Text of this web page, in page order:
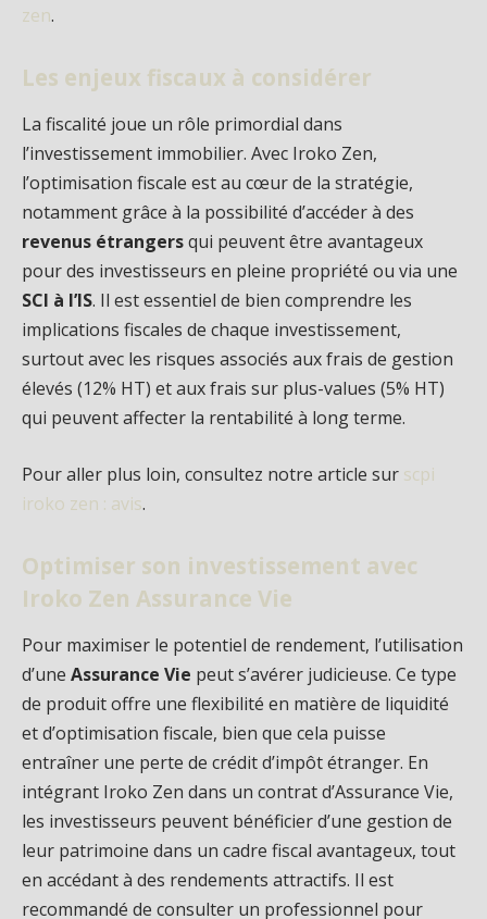
zen.
Les enjeux fiscaux à considérer
La fiscalité joue un rôle primordial dans
l’investissement immobilier. Avec Iroko Zen,
l’optimisation fiscale est au cœur de la stratégie,
notamment grâce à la possibilité d’accéder à des
revenus étrangersqui peuvent être avantageux
pour des investisseurs en pleine propriété ou via une
SCI à l’IS. Il est essentiel de bien comprendre les
implications fiscales de chaque investissement,
surtout avec les risques associés aux frais de gestion
élevés (12% HT) et aux frais sur plus-values (5% HT)
qui peuvent affecter la rentabilité à long terme.
Pour aller plus loin, consultez notre article sur scpi
iroko zen : avis.
Optimiser son investissement avec
Iroko Zen Assurance Vie
Pour maximiser le potentiel de rendement, l’utilisation
d’une Assurance Vie peut s’avérer judicieuse. Ce type
de produit offre une flexibilité en matière de liquidité
et d’optimisation fiscale, bien que cela puisse
entraîner une perte de crédit d’impôt étranger. En
intégrant Iroko Zen dans un contrat d’Assurance Vie,
les investisseurs peuvent bénéficier d’une gestion de
leur patrimoine dans un cadre fiscal avantageux, tout
en accédant à des rendements attractifs. Il est
recommandé de consulter un professionnel pour